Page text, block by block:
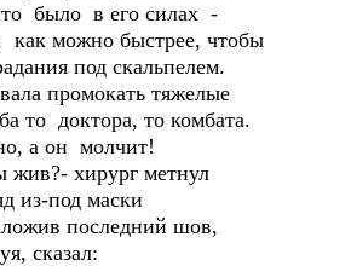
было в его силах -
как можно быстрее, чтобы
под скальпелем.
промокать тяжелые
то доктора, то комбата.
а он молчит!
хирург метнул
из-под маски
последний шов,
сказал: